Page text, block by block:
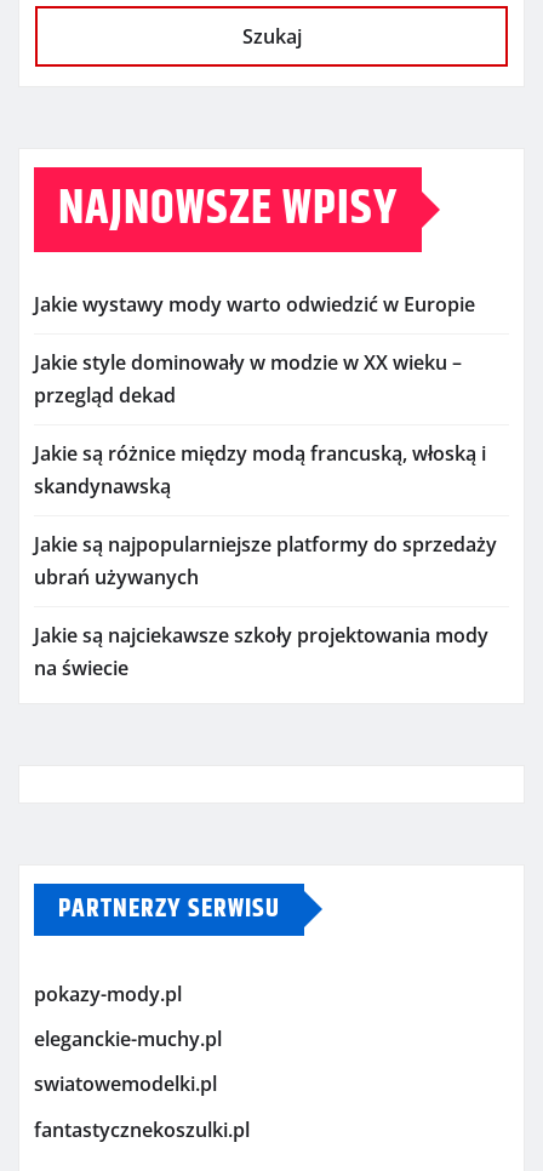
Szukaj
NAJNOWSZE WPISY
Jakie wystawy mody warto odwiedzić w Europie
Jakie style dominowały w modzie w XX wieku –
przegląd dekad
Jakie są różnice między modą francuską, włoską i
skandynawską
Jakie są najpopularniejsze platformy do sprzedaży
ubrań używanych
Jakie są najciekawsze szkoły projektowania mody
na świecie
PARTNERZY SERWISU
pokazy-mody.pl
eleganckie-muchy.pl
swiatowemodelki.pl
fantastycznekoszulki.pl